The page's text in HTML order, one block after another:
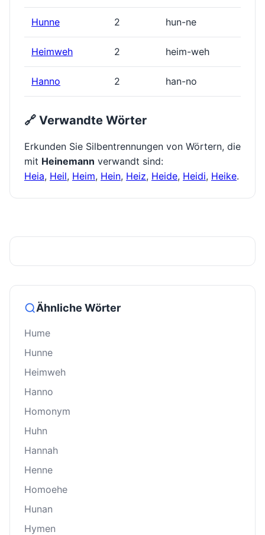
Hunne 2 hun-ne
Heimweh 2 heim-weh
Hanno 2 han-no
🔗 Verwandte Wörter
Erkunden Sie Silbentrennungen von Wörtern, die
mit Heinemann verwandt sind:
Heia, Heil, Heim, Hein, Heiz, Heide, Heidi, Heike.
Ähnliche Wörter
Hume
Hunne
Heimweh
Hanno
Homonym
Huhn
Hannah
Henne
Homoehe
Hunan
Hymen